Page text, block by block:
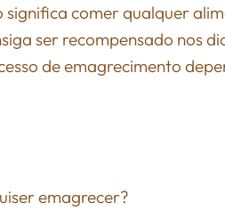
significa comer qualquer
ser recompensado nos
de emagrecimento
emagrecer?